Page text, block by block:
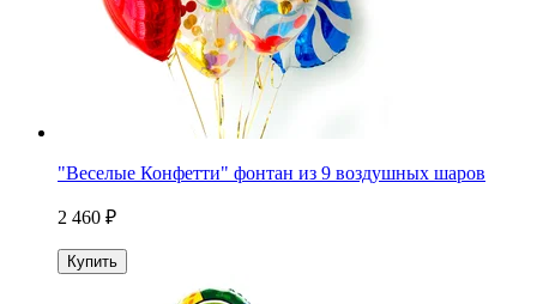
"Веселые Конфетти" фонтан из 9 воздушных шаров
2 460 ₽
Купить